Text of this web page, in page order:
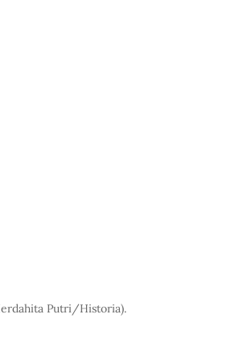
Putri/Historia).